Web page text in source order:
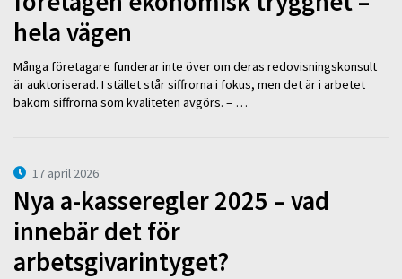
hela vägen
Många företagare funderar inte över om deras redovisningskonsult
är auktoriserad. I stället står siffrorna i fokus, men det är i arbetet
bakom siffrorna som kvaliteten avgörs. – …
17 april 2026
Nya a-kasseregler 2025 – vad
innebär det för
arbetsgivarintyget?